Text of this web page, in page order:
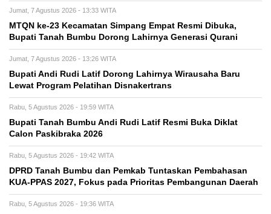
Jumat, 7 Agustus 2026 - 13:33 WITA
MTQN ke-23 Kecamatan Simpang Empat Resmi Dibuka,
Bupati Tanah Bumbu Dorong Lahirnya Generasi Qurani
Jumat, 7 Agustus 2026 - 13:26 WITA
Bupati Andi Rudi Latif Dorong Lahirnya Wirausaha Baru
Lewat Program Pelatihan Disnakertrans
Rabu, 5 Agustus 2026 - 19:59 WITA
Bupati Tanah Bumbu Andi Rudi Latif Resmi Buka Diklat
Calon Paskibraka 2026
Rabu, 5 Agustus 2026 - 19:42 WITA
DPRD Tanah Bumbu dan Pemkab Tuntaskan Pembahasan
KUA-PPAS 2027, Fokus pada Prioritas Pembangunan Daerah
Rabu, 5 Agustus 2026 - 19:36 WITA